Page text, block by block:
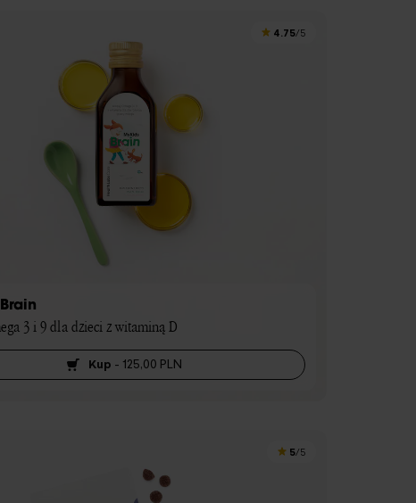
4.75/5
3 i 9 dla dzieci z witaminą D
Kup - 125,00 PLN
5/5